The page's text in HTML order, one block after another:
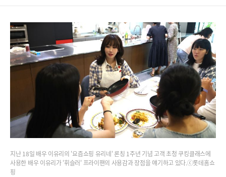
지난 18일 배우 이유리의 '요즘쇼핑 유리네' 론칭 1주년 기념 고객 초청 쿠킹클래스에
사용한 배우 이유리가 '휘슬러' 프라이팬의 사용감과 장점을 얘기하고 있다.ⓒ롯데홈쇼
핑